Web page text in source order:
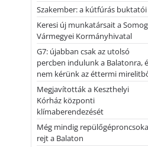
Szakember: a kútfúrás buktatói
Keresi új munkatársait a
Vármegyei Kormányhivatal
G7: újabban csak az utolsó
percben indulunk a Balatonra,
nem kérünk az éttermi
Megjavították a Keszthelyi
Kórház központi
klímaberendezését
Még mindig
rejt a Balaton